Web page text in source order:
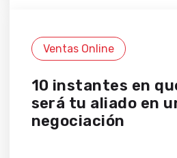
Ventas Online
10 instantes en
será tu aliado en
negociación